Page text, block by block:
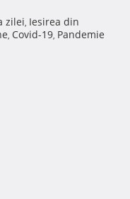
zilei, Iesirea din
, Covid-19, Pandemie